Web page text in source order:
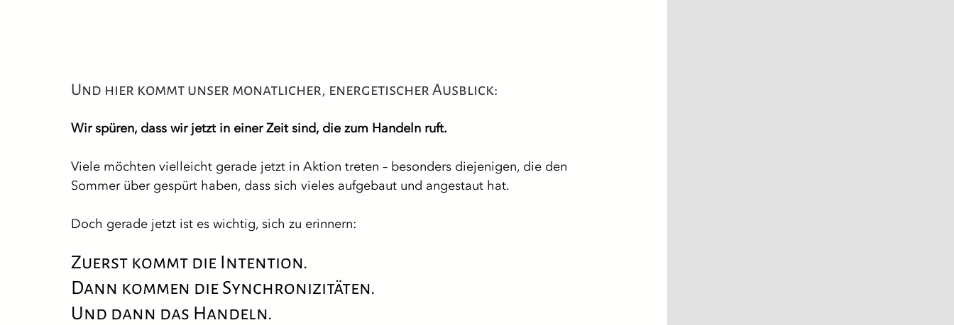
Und hier kommt unser monatlicher, energetischer Ausblick:
Wir spüren, dass wir jetzt in einer Zeit sind, die zum Handeln ruft.
Viele möchten vielleicht gerade jetzt in Aktion treten – besonders diejenigen, die den
Sommer über gespürt haben, dass sich vieles aufgebaut und angestaut hat.
Doch gerade jetzt ist es wichtig, sich zu erinnern:
Zuerst kommt die Intention.
Dann kommen die Synchronizitäten.
Und dann das Handeln.